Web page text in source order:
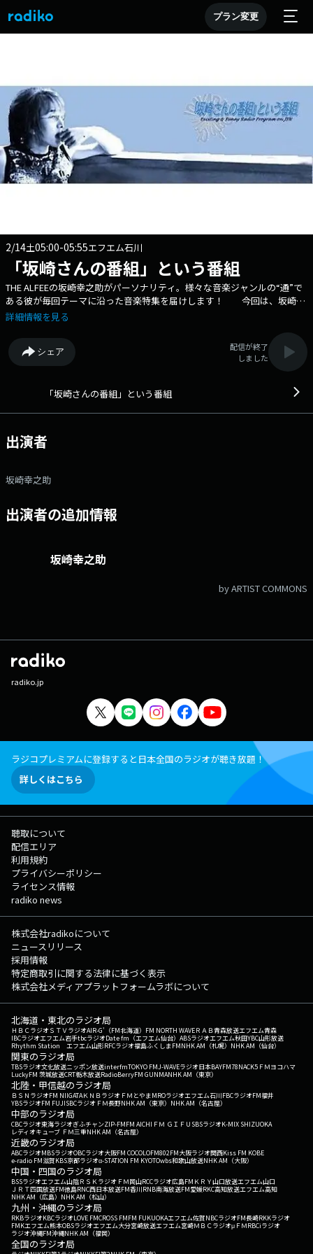
プラン変更
2/14土05:00-05:55エフエム石川
「坂崎さんの番組」という番組
THE ALFEEの坂崎幸之助がパーソナリティ。様々な音楽ジャンルの“通”で
ある彼が毎回テーマに沿った音楽特集を届けします！ 今回は、坂崎が
誕生した1954年から2010年までの、ある1年をランダムにクローズアップ
『坂番Around The Time』の7回目。 今週は「2010年(平成22年)」にスポ
ットを当てていきます。 番組Webサイト：
http://www.jfn.jp/sakasan/ メッセージフォーム：
詳細情報を見る
シェア
配信が終了
しました
「坂崎さんの番組」という番組
出演者
坂崎幸之助
出演者の追加情報
坂崎幸之助
by ARTIST COMMONS
radiko.jp
ラジコプレミアムに登録すると日本全国のラジオが聴き放題！
詳しくはこちら
聴取について
配信エリア
利用規約
プライバシーポリシー
ライセンス情報
radiko news
株式会社radikoについて
ニュースリリース
採用情報
特定商取引に関する法律に基づく表示
株式会社メディアプラットフォームラボについて
北海道・東北のラジオ局
ＨＢＣラジオＳＴＶラジオAIR-G'（FM北海道） FM NORTH WAVEＲＡＢ青森放送エフエム青森
IBCラジオエフエム岩手tbcラジオDate fm（エフエム仙台） ABSラジオエフエム秋田YBC山形放送
Rhythm Station エフエム山形RFCラジオ福島ふくしまFMNHK AM（札幌） NHK AM（仙台）
関東のラジオ局
TBSラジオ文化放送ニッポン放送interfmTOKYO FMJ-WAVEラジオ日本BAYFM78NACK5 ＦＭヨコハマ
LuckyFM 茨城放送CRT栃木放送RadioBerryFM GUNMANHK AM（東京）
北陸・甲信越のラジオ局
ＢＳＮラジオFM NIIGATAＫＮＢラジオ ＦＭとやまMROラジオエフエム石川FBCラジオFM福井
YBSラジオFM FUJISBCラジオ ＦＭ長野NHK AM（東京） NHK AM（名古屋）
中部のラジオ局
CBCラジオ東海ラジオぎふチャンZIP-FMFM AICHI ＦＭ ＧＩＦＵ SBSラジオK-MIX SHIZUOKA
レディオキューブ ＦＭ三重NHK AM（名古屋）
近畿のラジオ局
ABCラジオMBSラジオOBCラジオ大阪FM COCOLOFM802FM大阪ラジオ関西Kiss FM KOBE
e-radio FM滋賀KBS京都ラジオα-STATION FM KYOTOwbs和歌山放送NHK AM（大阪）
中国・四国のラジオ局
BSSラジオエフエム山陰ＲＳＫラジオ ＦＭ岡山RCCラジオ広島FM ＫＲＹ山口放送エフエム山口
ＪＲＴ四国放送FM徳島RNC西日本放送FM香川RNB南海放送FM愛媛RKC高知放送エフエム高知
NHK AM（広島） NHK AM（松山）
九州・沖縄のラジオ局
RKBラジオKBCラジオLOVE FMCROSS FMFM FUKUOKAエフエム佐賀NBCラジオFM長崎RKKラジオ
FMKエフエム熊本OBSラジオエフエム大分宮崎放送エフエム宮崎ＭＢＣラジオμＦＭRBCiラジオ
ラジオ沖縄FM沖縄NHK AM（福岡）
全国のラジオ局